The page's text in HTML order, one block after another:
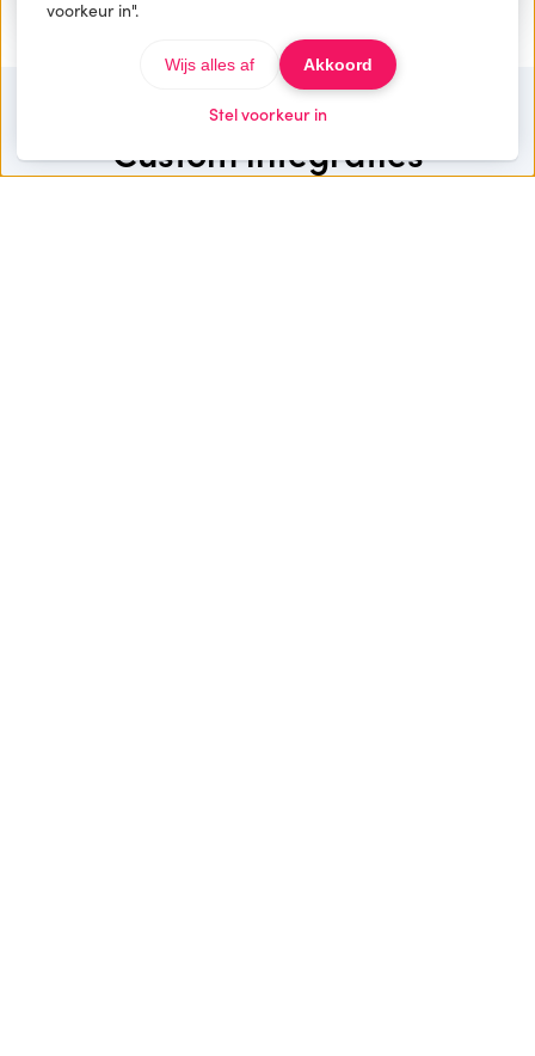
Custom integraties
voorkeur in".
Stel voorkeur in
Wijs alles af Akkoord